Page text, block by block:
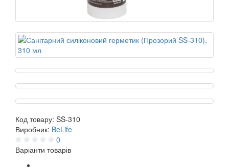
Код товару: SS-310
Виробник: BeLife
0
Варіанти товарів